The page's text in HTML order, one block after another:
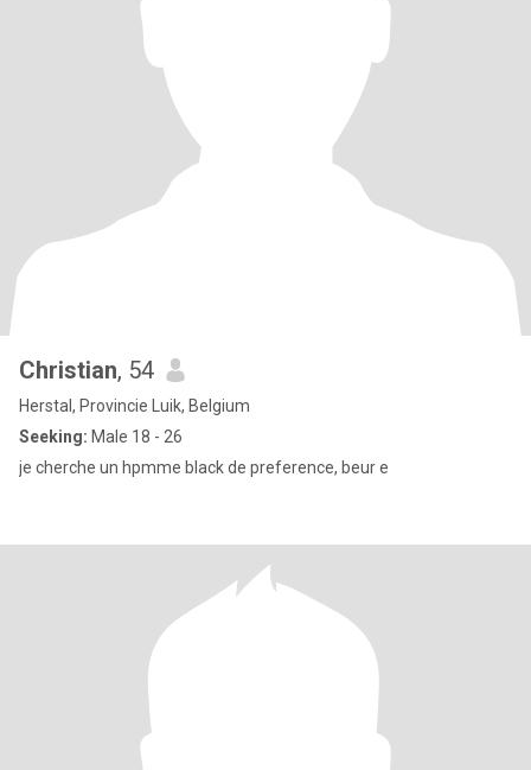
Christian, 54
Herstal, Provincie Luik, Belgium
Seeking: Male 18 - 26
je cherche un hpmme black de preference, beur e